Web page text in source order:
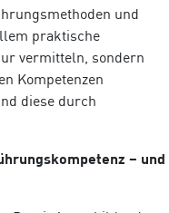
und
praktische
vermitteln, sondern
Kompetenzen
diese durch
– und